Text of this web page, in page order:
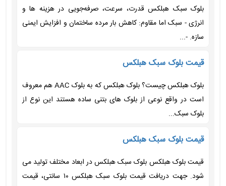
بلوک سبک هبلکس قدرت، سرعت، صرفه‌جویی در هزینه ها و
انرژی - سبک اما مقاوم: کاهش بار مرده ساختمان و افزایش ایمنی
سازه. -...
قیمت بلوک سبک هبلکس
بلوک هبلکس چیست؟ بلوک هبلکس که به بلوک AAC هم معروف
است در واقع نوعی از بلوک های بتنی ساده هستند این نوع از
بلوک سبک...
قیمت بلوک سبک هبلکس
قیمت بلوک هبلکس بلوک سبک هبلکس در ابعاد مختلف تولید می
شود. جهت دریافت قیمت بلوک سبک هبلکس ۱۰ سانتی، قیمت